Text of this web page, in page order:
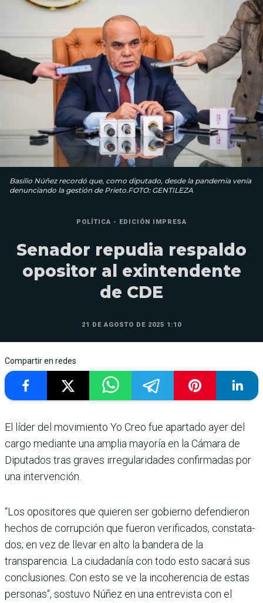
Basilio Núñez recordó que, como diputado, desde la pandemia venía
denunciando la gestión de Prieto.FOTO: GENTILEZA
POLÍTICA - EDICIÓN IMPRESA
Senador repudia respaldo
opositor al exintendente
de CDE
21 DE AGOSTO DE 2025 1:10
Compartir en redes
El líder del movimiento Yo Creo fue apartado ayer del
cargo mediante una amplia mayoría en la Cámara de
Diputados tras graves irre­gularidades confirmadas por
una intervención.
“Los opositores que quie­ren ser gobierno defendieron
hechos de corrupción que fueron verificados, constata­
dos; en vez de llevar en alto la bandera de la
transparencia. La ciudadanía con todo esto sacará sus
conclusiones. Con esto se ve la incoherencia de estas
personas“, sostuvo Núñez en una entrevista con el